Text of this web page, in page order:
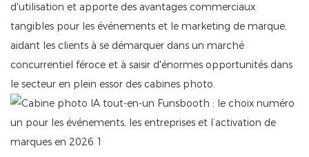
d'utilisation et apporte des avantages commerciaux
tangibles pour les événements et le marketing de marque,
aidant les clients à se démarquer dans un marché
concurrentiel féroce et à saisir d'énormes opportunités dans
le secteur en plein essor des cabines photo.